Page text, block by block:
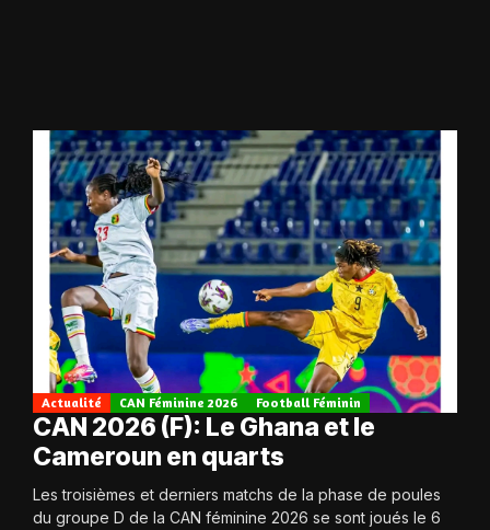
Actualité CAN Féminine 2026 Football Féminin
CAN 2026 (F): Le Ghana et le
Cameroun en quarts
Les troisièmes et derniers matchs de la phase de poules
du groupe D de la CAN féminine 2026 se sont joués le 6